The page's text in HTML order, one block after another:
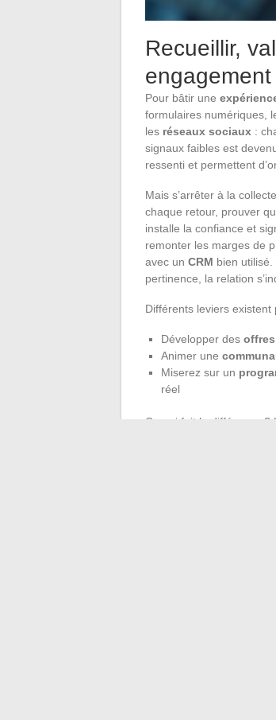
Recueillir,
engagement
Pour bâtir une
formulaires numériques,
les réseaux sociaux :
signaux faibles est
ressenti et permettent
Mais s’arrêter à la
chaque retour, prouver
installe la confiance et
remonter les marges de
avec un CRM bien utilisé.
pertinence, la relation
Différents leviers
Développer des
Animer une
Miserez sur un
réel
Ce qui fait la différence ?